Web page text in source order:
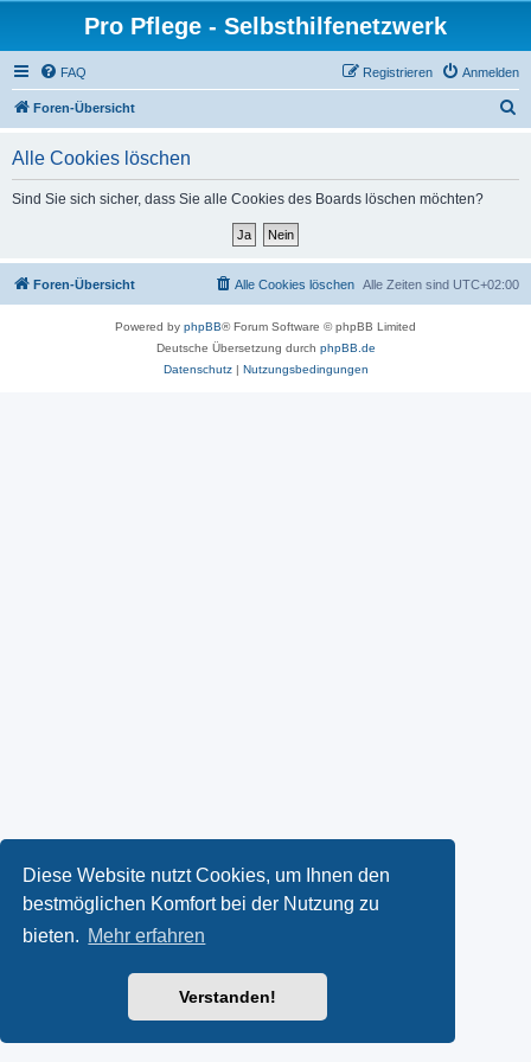
Diese Website nutzt Cookies, um Ihnen den
bestmöglichen Komfort bei der Nutzung zu
bieten. Mehr erfahren
Verstanden!
Pro Pflege - Selbsthilfenetzwerk
FAQ Anmelden
Registrieren
Foren-Übersicht
Alle Cookies löschen
Sind Sie sich sicher, dass Sie alle Cookies des Boards löschen möchten?
Foren-Übersicht Alle Zeiten sind UTC+02:00
Alle Cookies löschen
Powered by phpBB® Forum Software © phpBB Limited
Deutsche Übersetzung durch phpBB.de
Datenschutz| Nutzungsbedingungen